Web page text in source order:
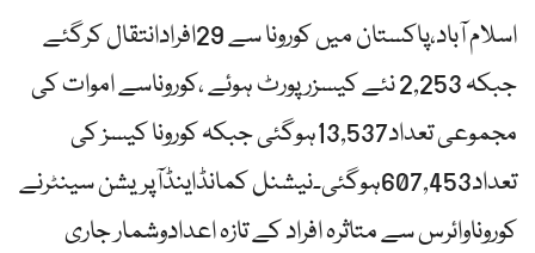
اسلام آباد،پاکستان میں کورونا سے 29افرادانتقال کرگئے
جبکہ 2,253 نئے کیسزر پورٹ ہوئے ،کوروناسے اموات کی
مجموعی تعداد13,537ہوگئی جبکہ کورونا کیسز کی
تعداد607,453ہوگئی۔نیشنل کمانڈاینڈآپریشن سینٹرنے
کوروناوائرس سے متاثرہ افراد کے تازہ اعدادوشمار جاری